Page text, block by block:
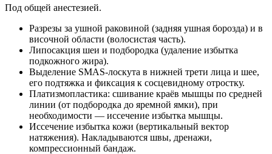
Под общей анестезией.
Разрезы за ушной раковиной (задняя ушная борозда) и в
височной области (волосистая часть).
Липосакция шеи и подбородка (удаление избытка
подкожного жира).
Выделение SMAS-лоскута в нижней трети лица и шее,
его подтяжка и фиксация к сосцевидному отростку.
Платизмопластика: сшивание краёв мышцы по средней
линии (от подбородка до яремной ямки), при
необходимости — иссечение избытка мышцы.
Иссечение избытка кожи (вертикальный вектор
натяжения). Накладываются швы, дренажи,
компрессионный бандаж.